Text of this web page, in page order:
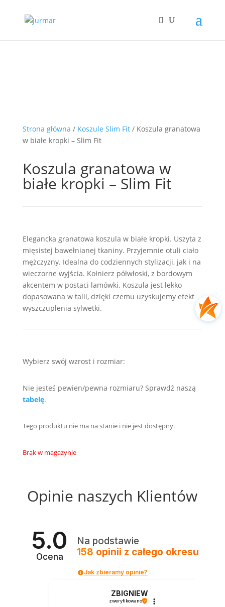
Strona główna / Koszule Slim Fit/ Koszula granatowa
w białe kropki – Slim Fit
Koszula granatowa w
białe kropki – Slim Fit
Elegancka granatowa koszula w białe kropki. Uszyta z
mięsistej bawełnianej tkaniny. Przyjemnie otuli ciało
mężczyzny. Idealna do codziennych stylizacji, jak i na
wieczorne wyjścia. Kołnierz półwłoski, z bordowym
akcentem w postaci lamówki. Koszula jest lekko
dopasowana w talii, dzięki czemu uzyskujemy efekt
wyszczuplenia sylwetki.
Wybierz swój wzrost i rozmiar:
Nie jesteś pewien/pewna rozmiaru? Sprawdź naszą
tabelę.
Tego produktu nie ma na stanie i nie jest dostępny.
Brak w magazynie
Opinie naszych Klientów
5.0
Ocena
Na podstawie
158 opinii z całego okresu
Jak zbieramy opinie?
ZBIGNIEW
zweryfikowano